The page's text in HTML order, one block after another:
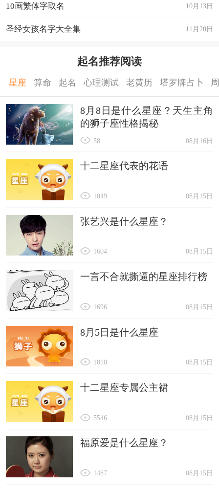
10月13日
10画繁体字取名
11月20日
圣经女孩名字大全集
起名推荐阅读
星座 算命 起名 心理测试 老黄历 塔罗牌占卜
8月8日是什么星座？天生主角
的狮子座性格揭秘
08月16日
58
十二星座代表的花语
08月15日
1049
张艺兴是什么星座？
08月15日
1604
一言不合就撕逼的星座排行榜
08月15日
1696
8月5日是什么星座
08月15日
1810
十二星座专属公主裙
08月15日
5546
福原爱是什么星座？
08月15日
1487